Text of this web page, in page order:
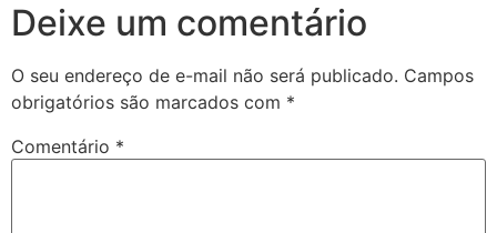
Deixe um comentário
O seu endereço de e-mail não será publicado. Campos
obrigatórios são marcados com *
Comentário *